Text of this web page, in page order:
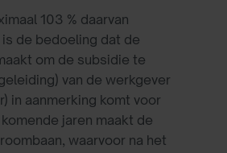
103 % daarvan
de bedoeling dat de
om de subsidie te
van de werkgever
in aanmerking komt voor
jaren maakt de
waarvoor na het